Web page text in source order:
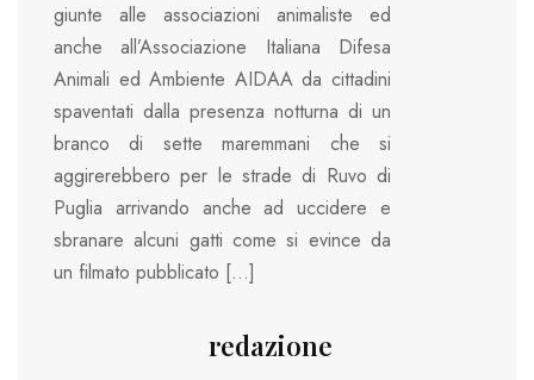
giunte alle associazioni animaliste ed
anche all’Associazione Italiana Difesa
Animali ed Ambiente AIDAA da cittadini
spaventati dalla presenza notturna di un
branco di sette maremmani che si
aggirerebbero per le strade di Ruvo di
Puglia arrivando anche ad uccidere e
sbranare alcuni gatti come si evince da
un filmato pubblicato […]
redazione